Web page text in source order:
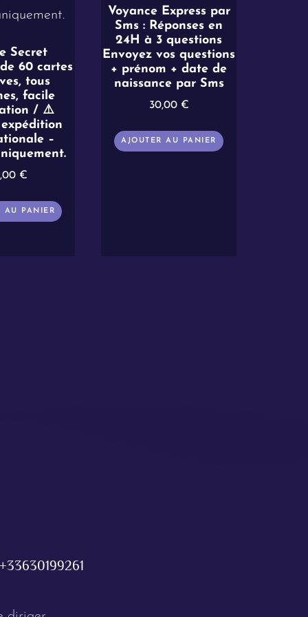
Secret
60 cartes
tous
facile
/ ⚠️
–
€
AU PANIER
Voyance Express par
Sms : Réponses en
24H à 3 questions
Envoyez vos questions
+ prénom + date de
naissance par Sms
30,00 €
AJOUTER AU PANIER
+33630199261